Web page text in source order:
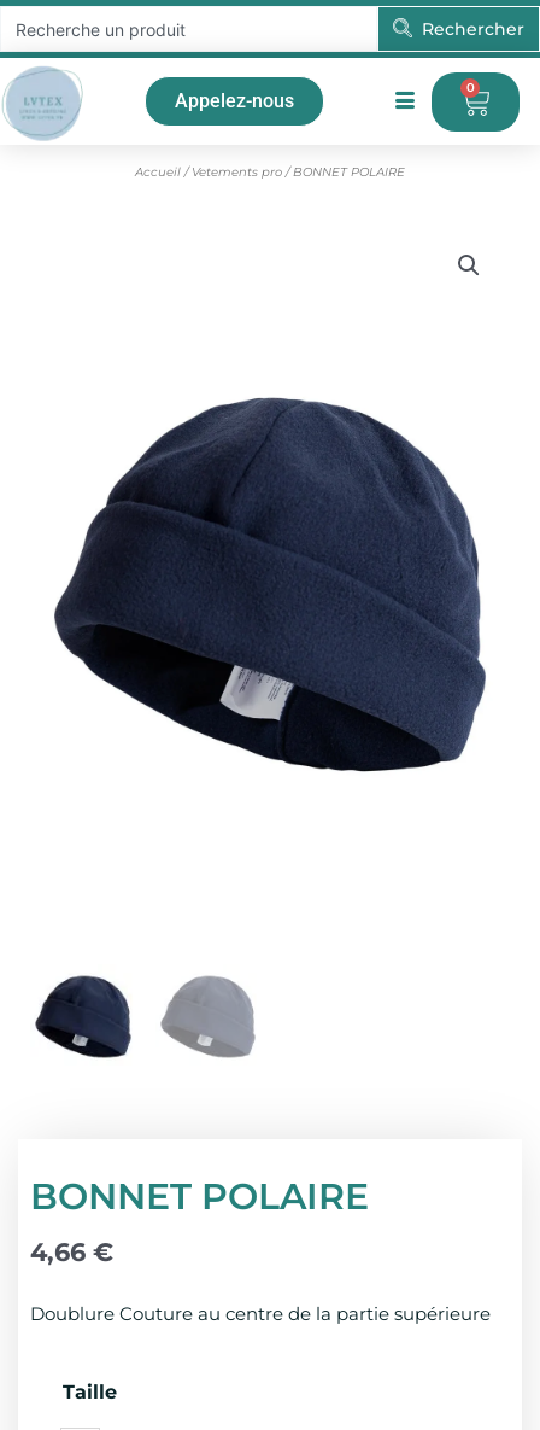
Aller
contenu
Rechercher Rechercher
Appelez-nous
0
Accueil/Vetements pro/ BONNET POLAIRE
BONNET POLAIRE
4,66 €
Doublure Couture au centre de la partie supérieure
Taille
quantité